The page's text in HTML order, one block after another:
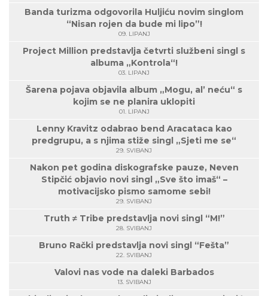
Banda turizma odgovorila Huljiću novim singlom
“Nisan rojen da bude mi lipo”!
09. LIPANJ
Project Million predstavlja četvrti službeni singl s
albuma „Kontrola“!
03. LIPANJ
Šarena pojava objavila album „Mogu, al’ neću“ s
kojim se ne planira uklopiti
01. LIPANJ
Lenny Kravitz odabrao bend Aracataca kao
predgrupu, a s njima stiže singl „Sjeti me se“
29. SVIBANJ
Nakon pet godina diskografske pauze, Neven
Stipčić objavio novi singl „Sve što imaš“ –
motivacijsko pismo samome sebi!
29. SVIBANJ
Truth ≠ Tribe predstavlja novi singl “M!”
28. SVIBANJ
Bruno Rački predstavlja novi singl “Fešta”
22. SVIBANJ
Valovi nas vode na daleki Barbados
13. SVIBANJ